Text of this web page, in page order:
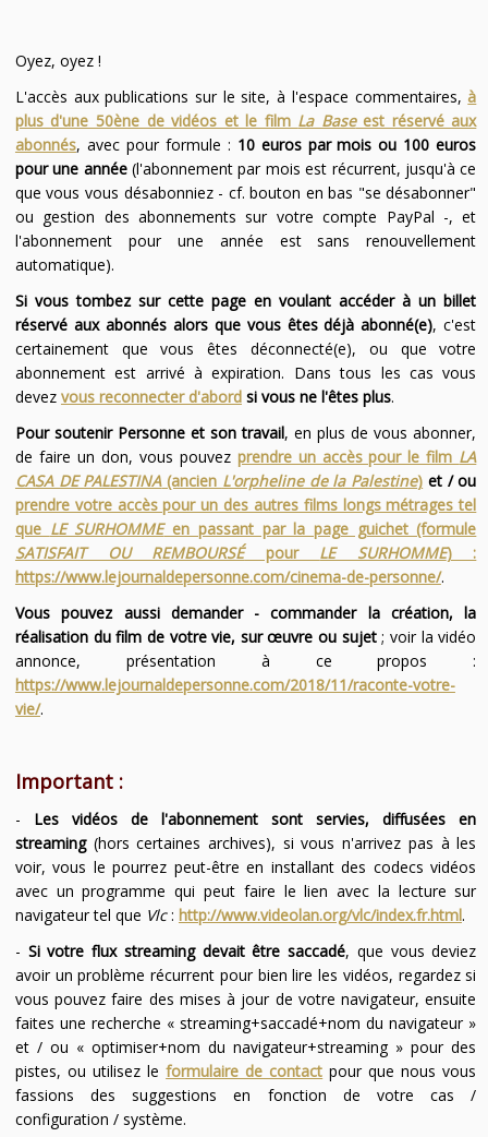
Oyez, oyez !
L'accès aux publications sur le site, à l'espace commentaires,à
plus d'une 50ène de vidéos et le film La Baseest réservé aux
abonnés, avec pour formule : 10 euros par mois ou 100 euros
pour une année(l'abonnement par mois est récurrent, jusqu'à ce
que vous vous désabonniez - cf. bouton en bas "se désabonner"
ou gestion des abonnements sur votre compte PayPal -, et
l'abonnement pour une année est sans renouvellement
automatique).
Si vous tombez sur cette page en voulant accéder à un billet
réservé aux abonnés alors que vous êtes déjà abonné(e), c'est
certainement que vous êtes déconnecté(e), ou que votre
abonnement est arrivé à expiration. Dans tous les cas vous
devez vous reconnecter d'abordsi vous ne l'êtes plus.
Pour soutenir Personne et son travail, en plus de vous abonner,
de faire un don, vous pouvez prendre un accès pour le film LA
CASA DE PALESTINA(ancien L'orpheline de la Palestine) et / ou
prendre votre accès pour un des autres films longs métrages tel
que LE SURHOMMEen passant par la page guichet (formule
SATISFAIT OU REMBOURSÉpour LE SURHOMME) :
https://www.lejournaldepersonne.com/cinema-de-personne/.
Vous pouvez aussi demander - commander la création, la
réalisation du film de votre vie, sur œuvre ou sujet; voir la vidéo
annonce, présentation à ce propos :
https://www.lejournaldepersonne.com/2018/11/raconte-votre-
vie/.
Important :
- Les vidéos de l'abonnement sont servies, diffusées en
streaming(hors certaines archives), si vous n'arrivez pas à les
voir, vous le pourrez peut-être en installant des codecs vidéos
avec un programme qui peut faire le lien avec la lecture sur
navigateur tel que Vlc: http://www.videolan.org/vlc/index.fr.html.
- Si votre flux streaming devait être saccadé, que vous deviez
avoir un problème récurrent pour bien lire les vidéos, regardez si
vous pouvez faire des mises à jour de votre navigateur, ensuite
faites une recherche « streaming+saccadé+nom du navigateur »
et / ou « optimiser+nom du navigateur+streaming » pour des
pistes, ou utilisez leformulaire de contact pour que nous vous
fassions des suggestions en fonction de votre cas /
configuration / système.